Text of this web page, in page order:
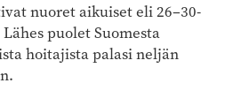
nuoret aikuiset eli 26–30-
puolet Suomesta
hoitajista palasi neljän